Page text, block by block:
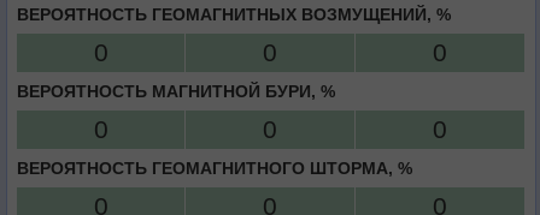
ВЕРОЯТНОСТЬ ГЕОМАГНИТНЫХ ВОЗМУЩЕНИЙ, %
0 0 0
ВЕРОЯТНОСТЬ МАГНИТНОЙ БУРИ, %
0 0 0
ВЕРОЯТНОСТЬ ГЕОМАГНИТНОГО ШТОРМА, %
0 0 0